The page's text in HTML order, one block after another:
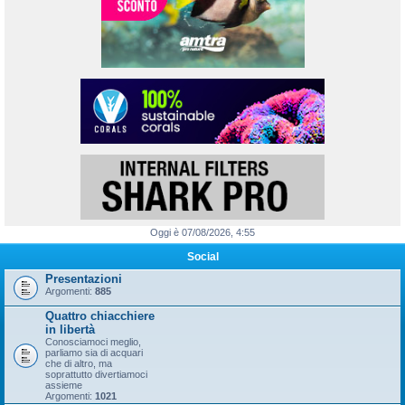
Oggi è 07/08/2026, 4:55
Social
Presentazioni
Argomenti: 885
Quattro chiacchiere
in libertà
Conosciamoci meglio,
parliamo sia di acquari
che di altro, ma
soprattutto divertiamoci
assieme
Argomenti: 1021